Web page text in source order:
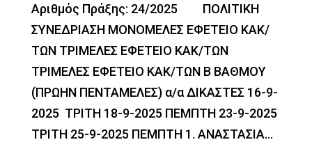
Αριθμός Πράξης: 24/2025 ΠΟΛΙΤΙΚΗ
ΣΥΝΕΔΡΙΑΣΗ ΜΟΝΟΜΕΛΕΣ ΕΦΕΤΕΙΟ ΚΑΚ/
ΤΩΝ ΤΡΙΜΕΛΕΣ ΕΦΕΤΕΙΟ ΚΑΚ/ΤΩΝ
ΤΡΙΜΕΛΕΣ ΕΦΕΤΕΙΟ ΚΑΚ/ΤΩΝ Β ΒΑΘΜΟΥ
(ΠΡΩΗΝ ΠΕΝΤΑΜΕΛΕΣ) α/α ΔΙΚΑΣΤΕΣ 16-9-
2025 ΤΡΙΤΗ 18-9-2025 ΠΕΜΠΤΗ 23-9-2025
ΤΡΙΤΗ 25-9-2025 ΠΕΜΠΤΗ 1. ΑΝΑΣΤΑΣΙΑ...